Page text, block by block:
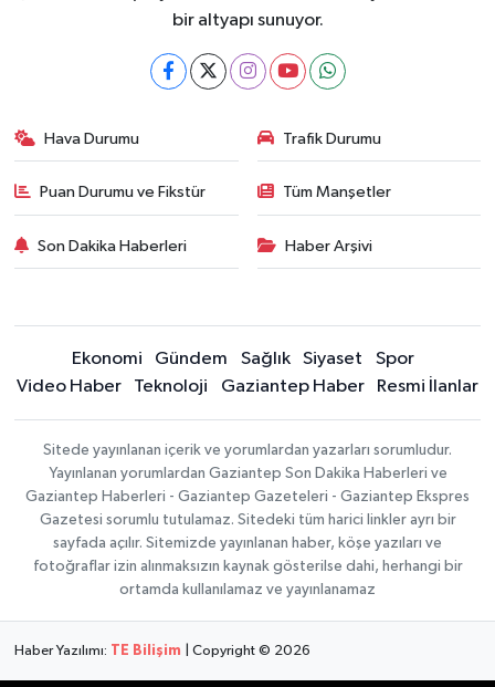
bir altyapı sunuyor.
Hava Durumu Trafik Durumu
Puan Durumu ve Fikstür Tüm Manşetler
Son Dakika Haberleri Haber Arşivi
Ekonomi Gündem Sağlık Siyaset
Spor
Video Haber
Teknoloji Gaziantep Haber Resmi İlanlar
Sitede yayınlanan içerik ve yorumlardan yazarları sorumludur.
Yayınlanan yorumlardan Gaziantep Son Dakika Haberleri ve
Gaziantep Haberleri - Gaziantep Gazeteleri - Gaziantep Ekspres
Gazetesi sorumlu tutulamaz. Sitedeki tüm harici linkler ayrı bir
sayfada açılır. Sitemizde yayınlanan haber, köşe yazıları ve
fotoğraflar izin alınmaksızın kaynak gösterilse dahi, herhangi bir
ortamda kullanılamaz ve yayınlanamaz
Haber Yazılımı: TE Bilişim | Copyright © 2026